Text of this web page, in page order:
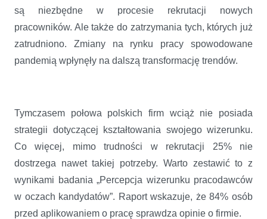
są niezbędne w procesie rekrutacji nowych
pracowników. Ale także do zatrzymania tych, których już
zatrudniono. Zmiany na rynku pracy spowodowane
pandemią wpłynęły na dalszą transformację trendów.
Tymczasem połowa polskich firm wciąż nie posiada
strategii dotyczącej kształtowania swojego wizerunku.
Co więcej, mimo trudności w rekrutacji 25% nie
dostrzega nawet takiej potrzeby. Warto zestawić to z
wynikami badania „Percepcja wizerunku pracodawców
w oczach kandydatów”. Raport wskazuje, że 84% osób
przed aplikowaniem o pracę sprawdza opinie o firmie.